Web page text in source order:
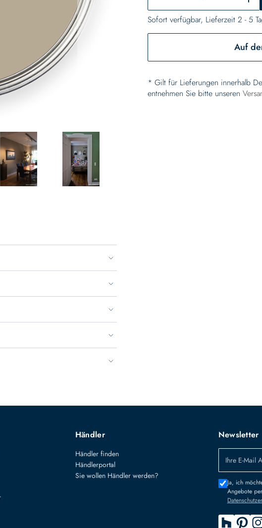
Sofort verfügbar, Lieferzeit 2 - 5
Auf
* Gilt für Lieferungen innerhalb
entnehmen Sie bitte unseren
Händler
Händler finden
Händlerportal
Sie wollen Händler werden?
Newsletter
Ihre E-Mail
Ja, ich
Angebote